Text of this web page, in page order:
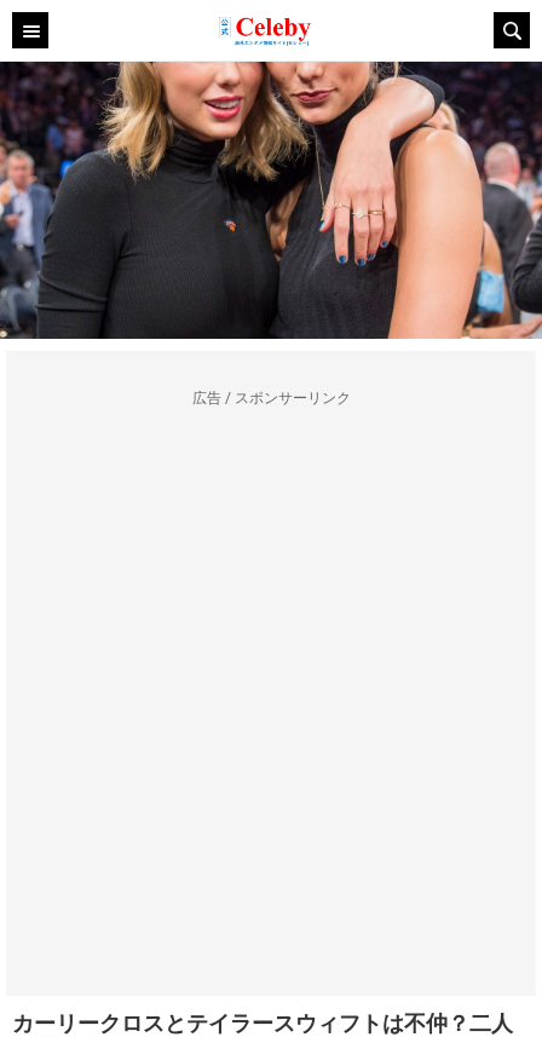
広告 / スポンサーリンク
カーリークロスとテイラースウィフトは不仲？二人